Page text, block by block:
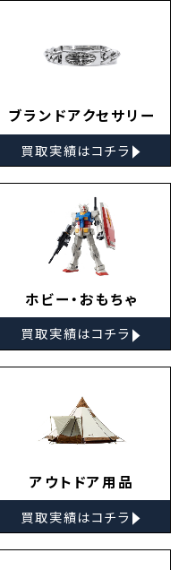
ブランドアクセサリー
買取実績はコチラ ▸
ホビー・おもちゃ
買取実績はコチラ ▸
アウトドア用品
買取実績はコチラ ▸